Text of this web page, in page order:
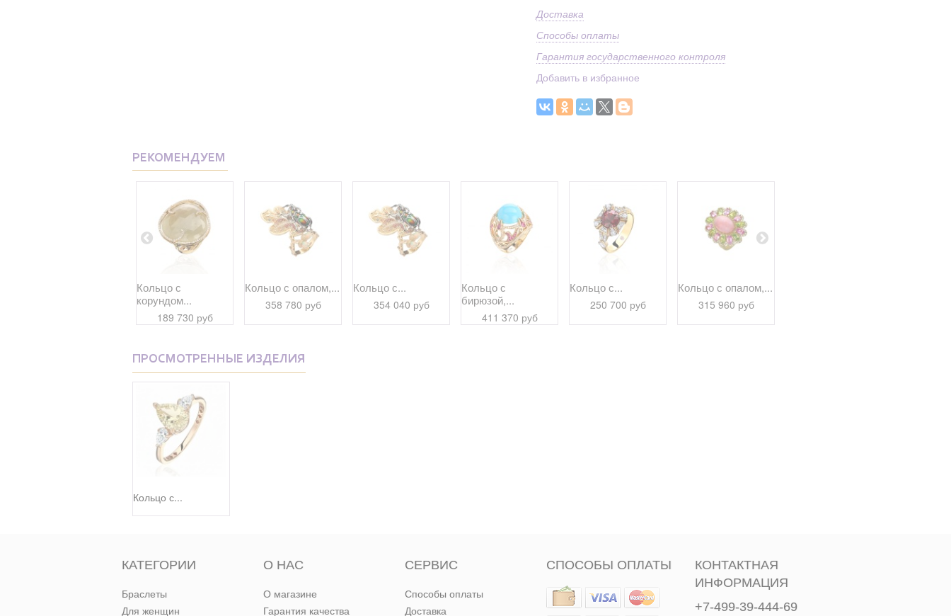
Доставка
Способы оплаты
Гарантия государственного контроля
Добавить в избранное
РЕКОМЕНДУЕМ
Кольцо с
корундом...
189 730 руб
Кольцо с опалом,...
358 780 руб
Кольцо с...
354 040 руб
Кольцо с
бирюзой,...
411 370 руб
Кольцо с...
250 700 руб
Кольцо с опалом,...
315 960 руб
ПРОСМОТРЕННЫЕ ИЗДЕЛИЯ
Кольцо с...
КАТЕГОРИИ
Браслеты
Для женщин
О НАС
О магазине
Гарантия качества
СЕРВИС
Способы оплаты
Доставка
СПОСОБЫ ОПЛАТЫ
КОНТАКТНАЯ
ИНФОРМАЦИЯ
+7-499-39-444-69